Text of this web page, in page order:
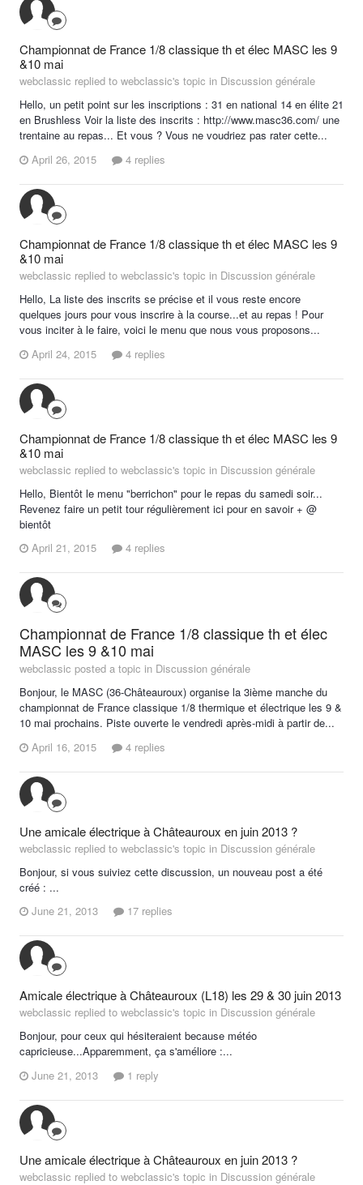
Championnat de France 1/8 classique th et élec MASC les 9
&10 mai
webclassic replied to webclassic's topic in Discussion générale
Hello, un petit point sur les inscriptions : 31 en national 14 en élite 21
en Brushless Voir la liste des inscrits : http://www.masc36.com/ une
trentaine au repas... Et vous ? Vous ne voudriez pas rater cette...
April 26, 2015
4 replies
Championnat de France 1/8 classique th et élec MASC les 9
&10 mai
webclassic replied to webclassic's topic in Discussion générale
Hello, La liste des inscrits se précise et il vous reste encore
quelques jours pour vous inscrire à la course...et au repas ! Pour
vous inciter à le faire, voici le menu que nous vous proposons...
April 24, 2015
4 replies
Championnat de France 1/8 classique th et élec MASC les 9
&10 mai
webclassic replied to webclassic's topic in Discussion générale
Hello, Bientôt le menu "berrichon" pour le repas du samedi soir...
Revenez faire un petit tour régulièrement ici pour en savoir + @
bientôt
April 21, 2015
4 replies
Championnat de France 1/8 classique th et élec
MASC les 9 &10 mai
webclassic posted a topic in Discussion générale
Bonjour, le MASC (36-Châteauroux) organise la 3ième manche du
championnat de France classique 1/8 thermique et électrique les 9 &
10 mai prochains. Piste ouverte le vendredi après-midi à partir de...
April 16, 2015
4 replies
Une amicale électrique à Châteauroux en juin 2013 ?
webclassic replied to webclassic's topic in Discussion générale
Bonjour, si vous suiviez cette discussion, un nouveau post a été
créé : ...
June 21, 2013
17 replies
Amicale électrique à Châteauroux (L18) les 29 & 30 juin 2013
webclassic replied to webclassic's topic in Discussion générale
Bonjour, pour ceux qui hésiteraient because météo
capricieuse...Apparemment, ça s'améliore :...
June 21, 2013
1 reply
Une amicale électrique à Châteauroux en juin 2013 ?
webclassic replied to webclassic's topic in Discussion générale